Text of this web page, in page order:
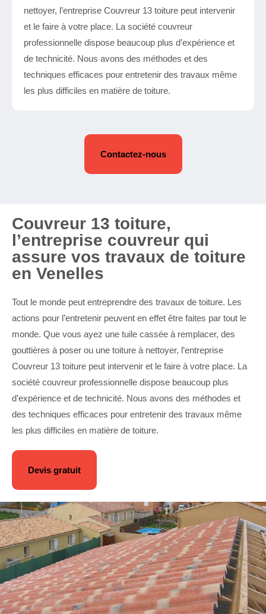
nettoyer, l’entreprise Couvreur 13 toiture peut intervenir
et le faire à votre place. La société couvreur
professionnelle dispose beaucoup plus d’expérience et
de technicité. Nous avons des méthodes et des
techniques efficaces pour entretenir des travaux même
les plus difficiles en matière de toiture.
Contactez-nous
Couvreur 13 toiture,
l’entreprise couvreur qui
assure vos travaux de toiture
en Venelles
Tout le monde peut entreprendre des travaux de toiture. Les
actions pour l’entretenir peuvent en effet être faites par tout le
monde. Que vous ayez une tuile cassée à remplacer, des
gouttières à poser ou une toiture à nettoyer, l’entreprise
Couvreur 13 toiture peut intervenir et le faire à votre place. La
société couvreur professionnelle dispose beaucoup plus
d’expérience et de technicité. Nous avons des méthodes et
des techniques efficaces pour entretenir des travaux même
les plus difficiles en matière de toiture.
Devis gratuit